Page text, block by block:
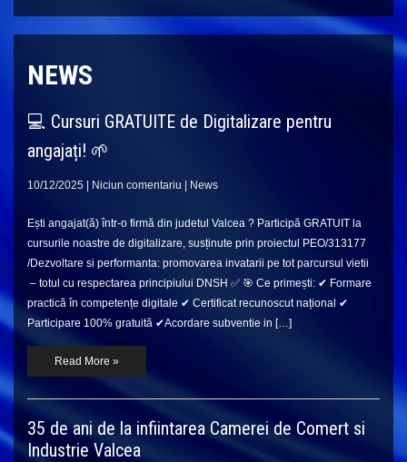
NEWS
💻 Cursuri GRATUITE de Digitalizare pentru
angajați! 🌱
10/12/2025 Niciun comentariu News
Ești angajat(ă) într-o firmă din judetul Valcea ? Participă GRATUIT la
cursurile noastre de digitalizare, susținute prin proiectul PEO/313177
/Dezvoltare si performanta: promovarea invatarii pe tot parcursul vietii
– totul cu respectarea principiului DNSH ✅ 🎯 Ce primești: ✔ Formare
practică în competențe digitale ✔ Certificat recunoscut național ✔
Participare 100% gratuită ✔Acordare subventie in […]
Read More »
35 de ani de la infiintarea Camerei de Comert si
Industrie Valcea